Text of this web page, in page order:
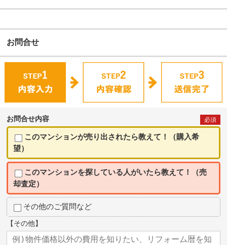
お問合せ
お問合せ内容 必須
このマンションが売り出されたら教えて！（購入希
望）
このマンションを探している人がいたら教えて！（売
却査定）
その他のご質問など
【その他】